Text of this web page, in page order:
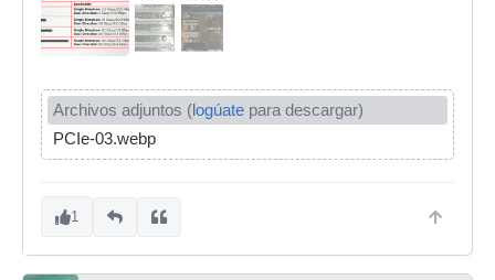
Archivos adjuntos (logúate para descargar)
PCIe-03.webp
1